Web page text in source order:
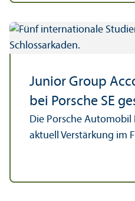
Junior Group
bei Porsche SE
Die Porsche Automobil
aktuell Verstärkung im